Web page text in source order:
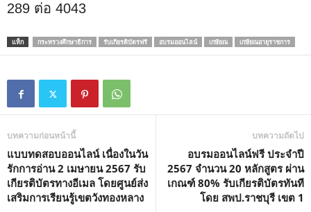
289 ต่อ 4043
แท็ก กระทรวงศึกษาธิการ รับเกียรติบัตรฟรี อบรมออนไลน์ เกษียณ เกษียณอายุราชการ
บทความก่อนหน้านี้
แบบทดสอบออนไลน์ เนื่องในวัน
รักการอ่าน 2 เมษายน 2567 รับ
เกียรติบัตรทางอีเมล โดยศูนย์ส่ง
เสริมการเรียนรู้เขตวังทองหลาง
บทความถัดไป
อบรมออนไลน์ฟรี ประจำปี
2567 จำนวน 20 หลักสูตร ผ่าน
เกณฑ์ 80% รับเกียรติบัตรทันที
โดย สพป.ราชบุรี เขต 1